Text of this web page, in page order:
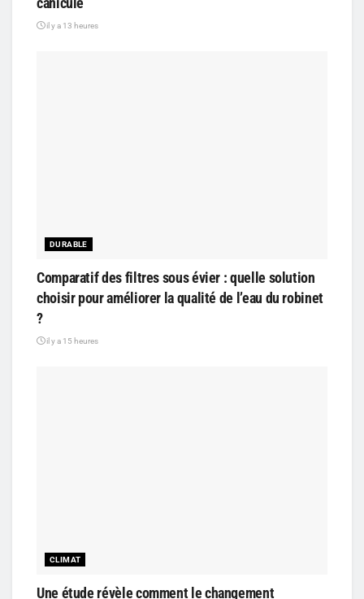
il y a 13 heures
DURABLE
Comparatif des filtres sous évier : quelle solution
choisir pour améliorer la qualité de l’eau du robinet
?
il y a 15 heures
CLIMAT
Une étude révèle comment le changement